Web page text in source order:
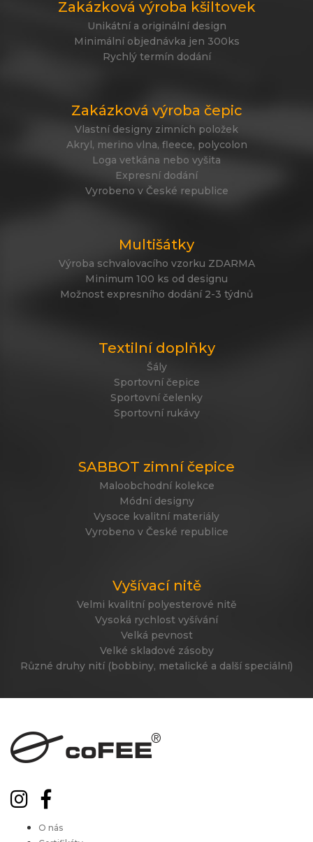
Zakázková výroba kšiltovek
Unikátní a originální design
Minimální objednávka jen 300ks
Rychlý termín dodání
Zakázková výroba čepic
Vlastní designy zimních položek
Akryl, merino vlna, fleece, polycolon
Loga vetkána nebo vyšita
Expresní dodání
Vyrobeno v České republice
Multišátky
Výroba schvalovacího vzorku ZDARMA
Minimum 100 ks od designu
Možnost expresního dodání 2-3 týdnů
Textilní doplňky
Šály
Sportovní čepice
Sportovní čelenky
Sportovní rukávy
SABBOT zimní čepice
Maloobchodní kolekce
Módní designy
Vysoce kvalitní materiály
Vyrobeno v České republice
Vyšívací nitě
Velmi kvalitní polyesterové nitě
Vysoká rychlost vyšívání
Velká pevnost
Velké skladové zásoby
Různé druhy nití (bobbiny, metalické a další speciální)
O nás